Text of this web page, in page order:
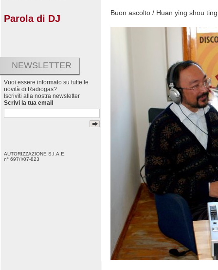
Parola di DJ
NEWSLETTER
Vuoi essere informato su tutte le
novità di Radiogas?
Iscriviti alla nostra newsletter
Scrivi la tua email
AUTORIZZAZIONE S.I.A.E.
n° 697/I/07-823
Buon ascolto / Huan ying shou